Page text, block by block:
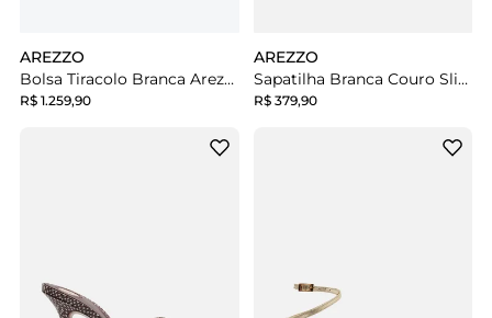
AREZZO
Bolsa Tiracolo Branca Arezzo Couro Emma Sporty Média
R$ 1.259,90
AREZZO
Sapatilha Branca Couro Slingback Bico Fino
R$ 379,90